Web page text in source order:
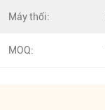
Máy thổi:
MOQ: